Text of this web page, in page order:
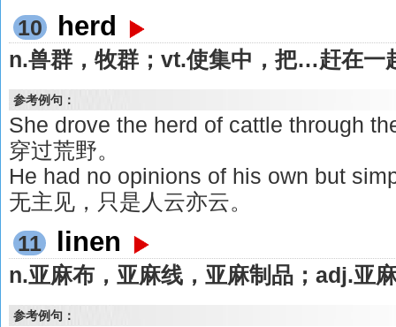
10
herd
n.兽群，牧群；vt.使集中，把…赶在一
参考例句：
She drove the herd of cattle through
穿过荒野。
He had no opinions of his own but
无主见，只是人云亦云。
11
linen
n.亚麻布，亚麻线，亚麻制品；adj.亚
参考例句：